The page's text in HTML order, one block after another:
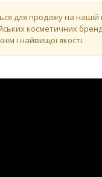
для продажу на
косметичних
і найвищої якості.